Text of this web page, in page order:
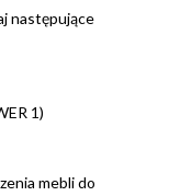
następujące
1)
mebli do